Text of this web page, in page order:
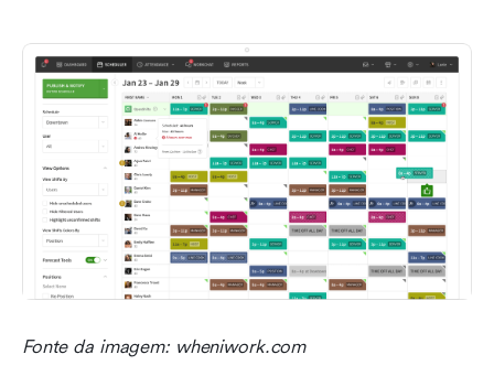
Fonte da imagem: wheniwork.com